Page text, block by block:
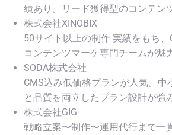
績あり。リード獲得型のコンテン
株式会社XINOBIX
50サイト以上の制作 実績をもち、
コンテンツマーケ専門チームが魅
SODA株式会社
CMS込み低価格プランが人気。中
と品質を両立したプラン設計が強
株式会社GIG
戦略立案〜制作〜運用代行まで一